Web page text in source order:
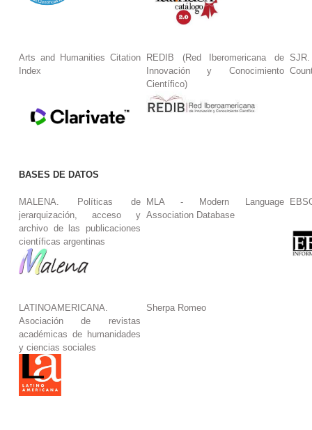
Arts and Humanities Citation
Index
REDIB (Red Iberomericana de
Innovación y Conocimiento
Científico)
BASES DE DATOS
MALENA. Políticas de
jerarquización, acceso y
archivo de las publicaciones
científicas argentinas
MLA - Modern Language
Association Database
LATINOAMERICANA.
Asociación de revistas
académicas de humanidades
y ciencias sociales
Sherpa Romeo